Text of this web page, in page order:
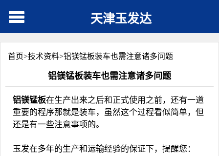
天津玉发达
首页>技术资料>铝镁锰板装车也需注意诸多问题
铝镁锰板装车也需注意诸多问题
铝镁锰板在生产出来之后和正式使用之前，还有一道
重要的程序那就是装车，虽然这个过程看似简单，但
还是有一些注意事项的。
玉发在多年的生产和运输经验的保证下，提醒您：